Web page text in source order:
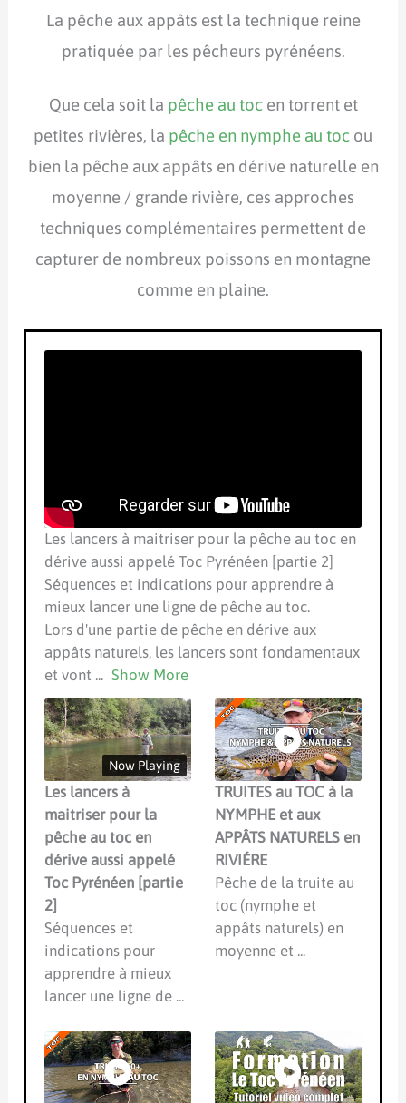
La pêche aux appâts est la technique reine
pratiquée par les pêcheurs pyrénéens.
Que cela soit la pêche au tocen torrent et
petites rivières, la pêche en nymphe au toc ou
bien la pêche aux appâts en dérive naturelle en
moyenne / grande rivière, ces approches
techniques complémentaires permettent de
capturer de nombreux poissons en montagne
comme en plaine.
Les lancers à maitriser pour la pêche au toc en
dérive aussi appelé Toc Pyrénéen [partie 2]
Séquences et indications pour apprendre à
mieux lancer une ligne de pêche au toc.
Lors d'une partie de pêche en dérive aux
appâts naturels, les lancers sont fondamentaux
et vont ... Show More
Now Playing
Les lancers à
maitriser pour la
pêche au toc en
dérive aussi appelé
Toc Pyrénéen [partie
2]
Séquences et
indications pour
apprendre à mieux
lancer une ligne de ...
TRUITES au TOC à la
NYMPHE et aux
APPÂTS NATURELS en
RIVIÉRE
Pêche de la truite au
toc (nymphe et
appâts naturels) en
moyenne et ...